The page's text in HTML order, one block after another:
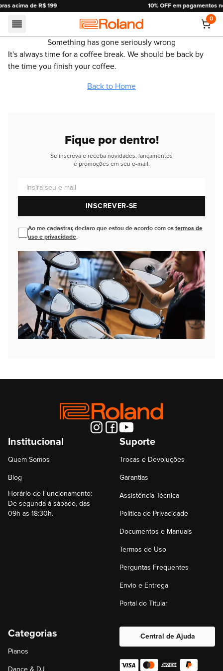
10% OFF em pagamentos no pix ou boleto.
Roland
0
Something has gone seriously wrong
It's always time for a coffee break. We should be back by
the time you finish your coffee.
Back to Home
Fique por dentro!
Se inscreva e receba novidades, lançamentos
e promoções em seu e-mail.
INSCREVER-SE
Ao me cadastrar, declaro que estou de acordo com os termos de
uso e privacidade.
Institucional
Quem Somos
Blog
Horário de Funcionamento:
De segunda à sábado, das
09h as 18:30h.
Suporte
Trocas e Devoluções
Garantias
Assistência Técnica
Política de Privacidade
Documentos e Manuais
Termos de Uso
Perguntas Frequentes
Envio e Entrega
Portal do Titular
Categorias
Pianos
Central de Ajuda